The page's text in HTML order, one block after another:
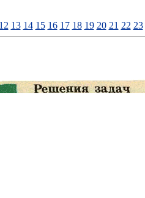
12 13 14 15 16 17 18 19 20 21 22 23